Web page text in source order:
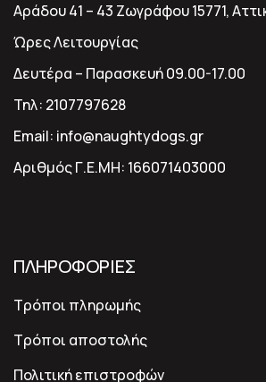
Αράδου 41 – 43 Ζωγράφου 15771,
Ώρες Λειτουργίας
Δευτέρα – Παρασκευή 09.00-17.00
Τηλ: 2107797628
Email: info@naughtydogs.gr
Αριθμός Γ.Ε.ΜΗ: 166071403000
ΠΛΗΡΟΦΟΡΙΕΣ
Τρόποι πληρωμής
Τρόποι αποστολής
Πολιτική επιστροφών